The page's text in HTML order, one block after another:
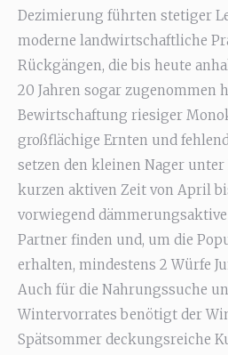
Dezimierung führten stetiger
moderne landwirtschaftliche
Rückgängen, die bis heute
20 Jahren sogar zugenommen
Bewirtschaftung riesiger
großflächige Ernten und
setzen den kleinen Nager
kurzen aktiven Zeit von April
vorwiegend
Partner finden und, um die
erhalten, mindestens 2 Würfe
Auch für die Nahrungssuche
Wintervorrates benötigt der
Spätsommer deckungsreiche